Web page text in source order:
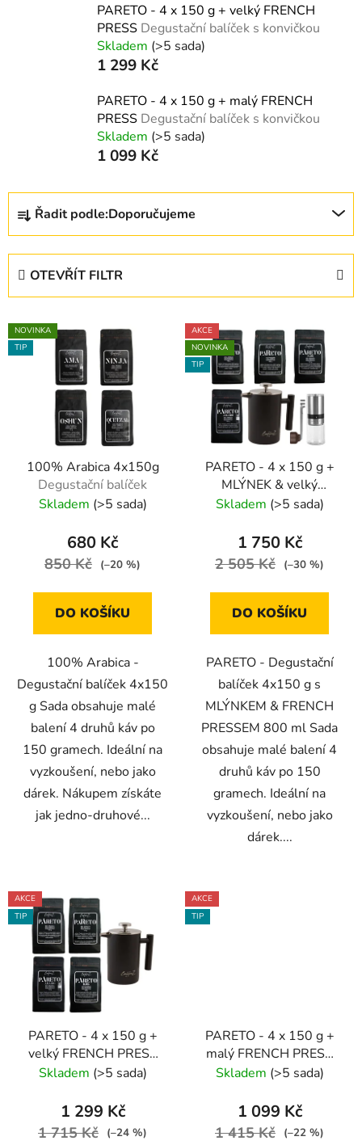
PARETO - 4 x 150 g + velký FRENCH
PRESS Degustační balíček s konvičkou
Skladem (>5 sada)
1 299 Kč
PARETO - 4 x 150 g + malý FRENCH
PRESS Degustační balíček s konvičkou
Skladem (>5 sada)
1 099 Kč
Ř
z
p
r
Řadit podle:Doporučujeme
OTEVŘÍT FILTR
V
ý
NOVINKA
TIP
100% Arabica 4x150g
Degustační balíček
Skladem (>5 sada)
680 Kč
850 Kč (–20 %)
DO KOŠÍKU
100% Arabica -
Degustační balíček 4x150
g Sada obsahuje malé
balení 4 druhů káv po
150 gramech. Ideální na
vyzkoušení, nebo jako
dárek. Nákupem získáte
jak jedno-druhové...
AKCE
NOVINKA
TIP
PARETO - 4 x 150 g +
MLÝNEK & velký
FRENCH PRESS
příslušenstvím
Skladem (>5 sada)
1 750 Kč
2 505 Kč (–30 %)
DO KOŠÍKU
PARETO - Degustační
balíček 4x150 g s
MLÝNKEM & FRENCH
PRESSEM 800 ml Sada
obsahuje malé balení 4
druhů káv po 150
gramech. Ideální na
vyzkoušení, nebo jako
dárek....
AKCE
TIP
PARETO - 4 x 150 g +
velký FRENCH PRESS
Degustační balíček s
Skladem (>5 sada)
1 299 Kč
1 715 Kč (–24 %)
AKCE
TIP
PARETO - 4 x 150 g +
malý FRENCH PRESS
Degustační balíček s
Skladem (>5 sada)
1 099 Kč
1 415 Kč (–22 %)